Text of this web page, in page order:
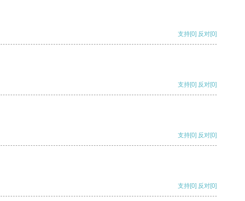
支持[0] 反对[0]
支持[0] 反对[0]
支持[0] 反对[0]
支持[0] 反对[0]